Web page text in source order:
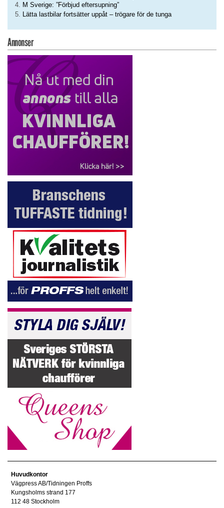
M Sverige: ”Förbjud eftersupning”
Lätta lastbilar fortsätter uppåt – trögare för de tunga
Annonser
Huvudkontor
Vägpress AB/Tidningen Proffs
Kungsholms strand 177
112 48 Stockholm